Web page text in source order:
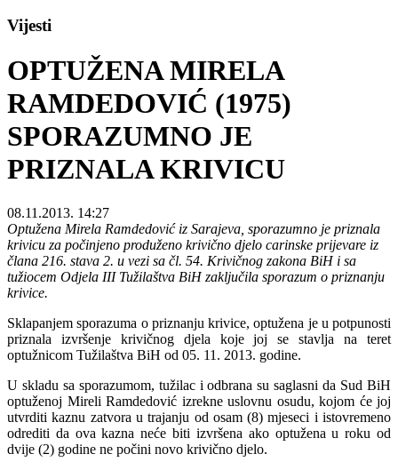
Vijesti
OPTUŽENA MIRELA
RAMDEDOVIĆ (1975)
SPORAZUMNO JE
PRIZNALA KRIVICU
08.11.2013. 14:27
Optužena Mirela Ramdedović iz Sarajeva, sporazumno je priznala
krivicu za počinjeno produženo krivično djelo carinske prijevare iz
člana 216. stava 2. u vezi sa čl. 54. Krivičnog zakona BiH i sa
tužiocem Odjela III Tužilaštva BiH zaključila sporazum o priznanju
krivice.
Sklapanjem sporazuma o priznanju krivice, optužena je u potpunosti
priznala izvršenje krivičnog djela koje joj se stavlja na teret
optužnicom Tužilaštva BiH od 05. 11. 2013. godine.
U skladu sa sporazumom, tužilac i odbrana su saglasni da Sud BiH
optuženoj Mireli Ramdedović izrekne uslovnu osudu, kojom će joj
utvrditi kaznu zatvora u trajanju od osam (8) mjeseci i istovremeno
odrediti da ova kazna neće biti izvršena ako optužena u roku od
dvije (2) godine ne počini novo krivično djelo.